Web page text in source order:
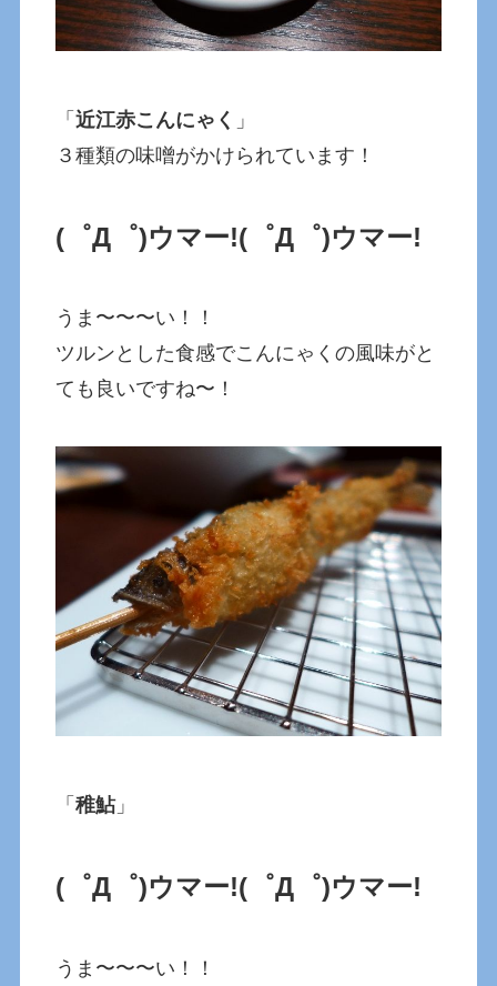
「近江赤こんにゃく 」
３種類の味噌がかけられています！
(゜Д゜)ウマー!(゜Д゜)ウマー!
うま〜〜〜い！！
ツルンとした食感でこんにゃくの風味がと
ても良いですね〜！
「稚鮎」
(゜Д゜)ウマー!(゜Д゜)ウマー!
うま〜〜〜い！！